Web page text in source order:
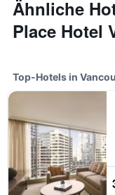
Ähnliche
Place Hotel
Top-Hotels in